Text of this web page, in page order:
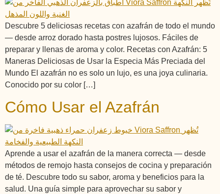
Descubre 5 deliciosas recetas con azafrán de todo el mundo
— desde arroz dorado hasta postres lujosos. Fáciles de
preparar y llenas de aroma y color. Recetas con Azafrán: 5
Maneras Deliciosas de Usar la Especia Más Preciada del
Mundo El azafrán no es solo un lujo, es una joya culinaria.
Conocido por su color […]
Cómo Usar el Azafrán
Aprende a usar el azafrán de la manera correcta — desde
métodos de remojo hasta consejos de cocina y preparación
de té. Descubre todo su sabor, aroma y beneficios para la
salud. Una guía simple para aprovechar su sabor y